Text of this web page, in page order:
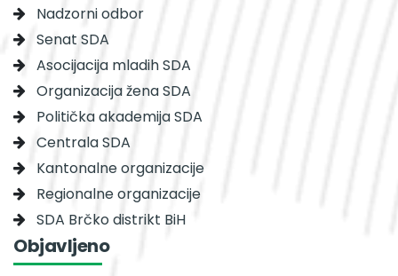
Nadzorni odbor
Senat SDA
Asocijacija mladih SDA
Organizacija žena SDA
Politička akademija SDA
Centrala SDA
Kantonalne organizacije
Regionalne organizacije
SDA Brčko distrikt BiH
Objavljeno